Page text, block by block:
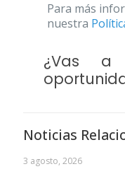
Para más
nuestra
¿Vas
Noticias
3 agosto, 2026